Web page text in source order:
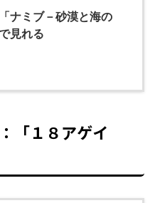
ナミブ－砂漠と海の
見れる
「１８アゲイ